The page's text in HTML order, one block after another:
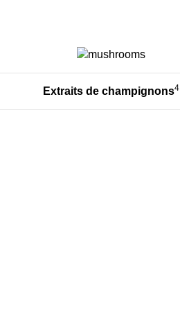
Extraits de champignons4